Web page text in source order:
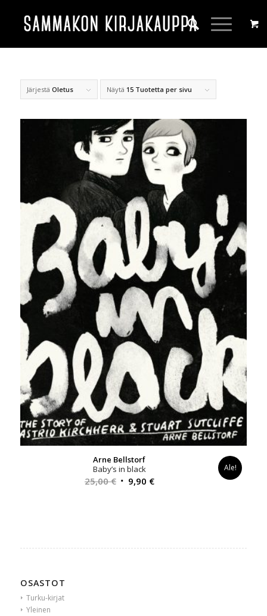
Järjestä Oletus Näytä 15 Tuotetta per sivu
Arne Bellstorf
Baby’s in black
25,00€ Alkuperäinen
9,90 €Nykyinen
Ale!
OSASTOT
Turku-kirjat
Yleinen